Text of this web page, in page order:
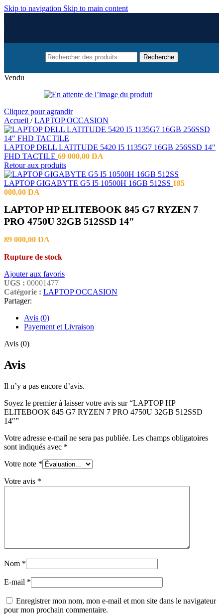
Skip to navigation Skip to main content
Recherche
Vendu
Cliquez pour agrandir
Accueil / LAPTOP OCCASION
LAPTOP DELL LATITUDE 5420 I5 1135G7 16GB 256SSD 14"
FHD TACTILE 69 000,00 DA
Retour aux produits
LAPTOP GIGABYTE G5 I5 10500H 16GB 512SS 185
000,00 DA
LAPTOP HP ELITEBOOK 845 G7 RYZEN 7
PRO 4750U 32GB 512SSD 14″
89 000,00 DA
Rupture de stock
Ajouter aux favoris
UGS : 00001477
Catégorie : LAPTOP OCCASION
Partager:
Avis (0)
Payement et Livraison
Avis (0)
Avis
Il n’y a pas encore d’avis.
Soyez le premier à laisser votre avis sur “LAPTOP HP
ELITEBOOK 845 G7 RYZEN 7 PRO 4750U 32GB 512SSD
14″”
Votre adresse e-mail ne sera pas publiée. Les champs obligatoires
sont indiqués avec *
Votre note *
Votre avis *
Nom *
E-mail *
Enregistrer mon nom, mon e-mail et mon site dans le navigateur
pour mon prochain commentaire.